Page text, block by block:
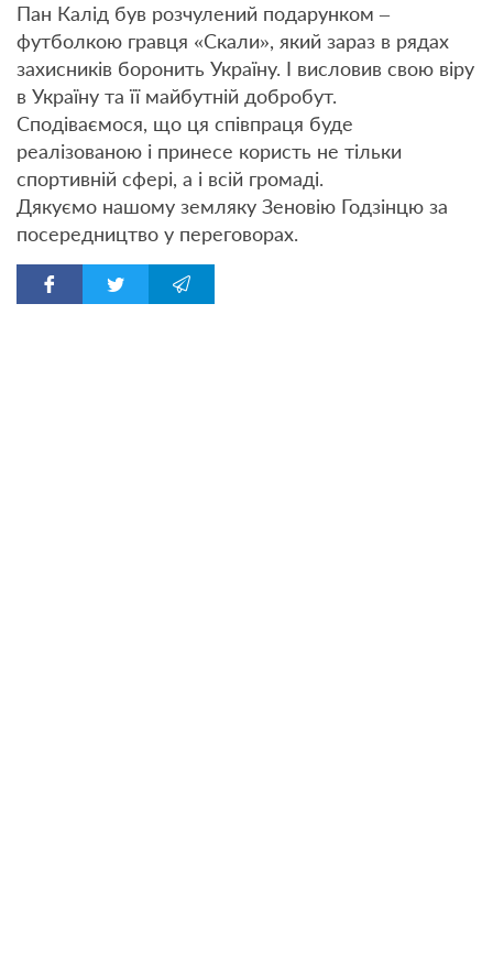
Пан Калід був розчулений подарунком –
футболкою гравця «Скали», який зараз в рядах
захисників боронить Україну. І висловив свою віру
в Україну та її майбутній добробут.
Сподіваємося, що ця співпраця буде
реалізованою і принесе користь не тільки
спортивній сфері, а і всій громаді.
Дякуємо нашому земляку Зеновію Годзінцю за
посередництво у переговорах.